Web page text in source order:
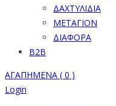
ΔΑΧΤΥΛΙΔΙΑ
ΜΕΤΑΓΙΟΝ
ΔΙΑΦΟΡΑ
B2B
ΑΓΑΠΗΜΕΝΑ ( 0 )
Login